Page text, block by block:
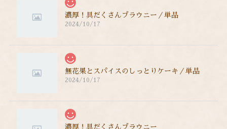
濃厚！具だくさんブラウニー／単品
2024/10/17
無花果とスパイスのしっとりケーキ／単品
2024/10/17
濃厚！具だくさんブラウニー